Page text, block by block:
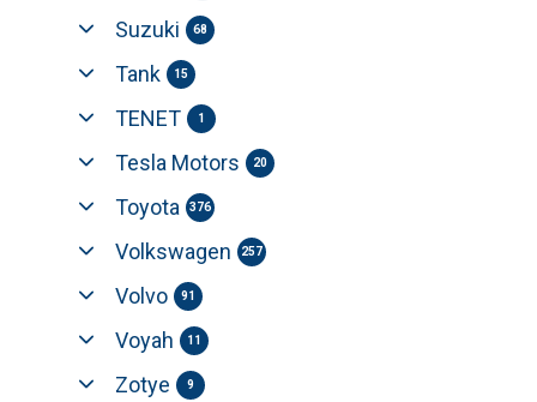
Suzuki 68
Tank 15
TENET 1
Tesla Motors 20
Toyota 376
Volkswagen 257
Volvo 91
Voyah 11
Zotye 9